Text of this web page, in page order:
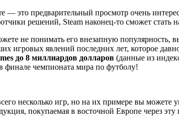
— это предварительный просмотр очень
решений, Steam наконец-то сможет стать
не понимать его внезапную популярность,
игровых явлений последних лет, которое
до 8 миллиардов долларов (данные из
финале чемпионата мира по футболу!
несколько игр, но на их примере вы можете
покупаемая в восточной Европе через